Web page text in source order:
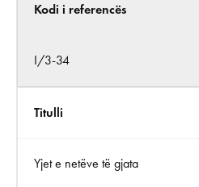
Kodi i referencës
I/3-34
Titulli
Yjet e netëve të gjata